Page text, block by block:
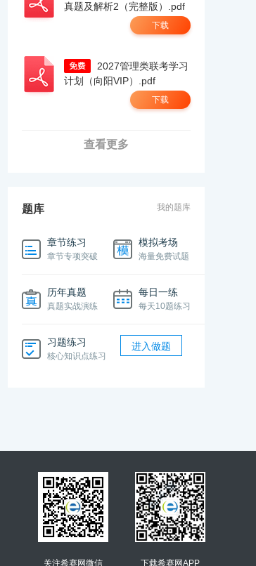
真题及解析2（完整版）.pdf
下载
计划（向阳VIP）.pdf
下载
查看更多
题库 我的题库
章节练习
章节专项突破
模拟考场
海量免费试题
历年真题
真题实战演练
每日一练
每天10题练习
习题练习
核心知识点练习
进入做题
关注希赛网微信 下载希赛网APP